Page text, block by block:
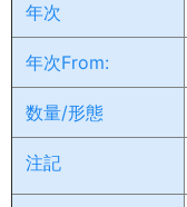
年次
年次From:
数量/形態
注記